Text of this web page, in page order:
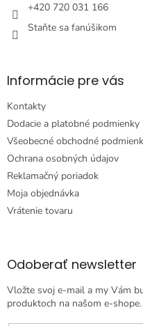
+420 720 031 166
Staňte sa fanúšikom
Informácie pre vás
Kontakty
Dodacie a platobné podmienky
Všeobecné obchodné
Ochrana osobných údajov
Reklamačný poriadok
Moja objednávka
Vrátenie tovaru
Odoberať newsletter
Vložte svoj e-mail a my Vám
produktoch na našom e-shope.